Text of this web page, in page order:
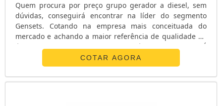
Quem procura por preço grupo gerador a diesel, sem
dúvidas, conseguirá encontrar na líder do segmento
Gensets. Cotando na empresa mais conceituada do
mercado e achando a maior referência de qualidade da
área de atuação, a aquisição é mais assertiva.É
importante lembrar que o produto deve ser adquirido
com empresas especializadas. Esse tipo de cuidado
ajuda a garantir a qualidade e durabilidade dos
COTAR AGORA